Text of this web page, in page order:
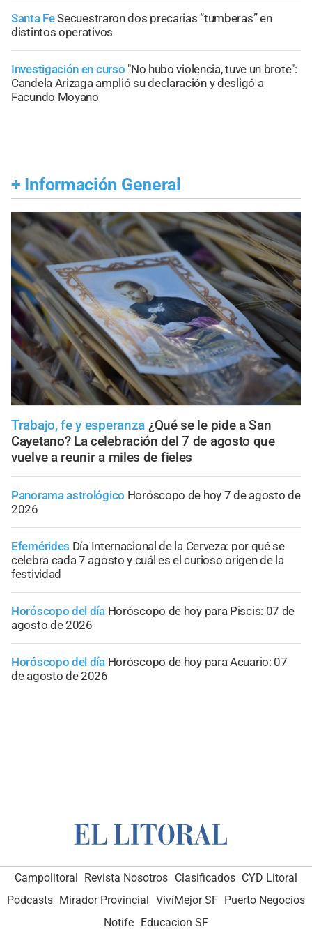
Santa FeSecuestraron dos precarias “tumberas” en
distintos operativos
Investigación en curso "No hubo violencia, tuve un brote":
Candela Arizaga amplió su declaración y desligó a
Facundo Moyano
+ Información General
Trabajo, fe y esperanza ¿Qué se le pide a San
Cayetano? La celebración del 7 de agosto que
vuelve a reunir a miles de fieles
Panorama astrológico Horóscopo de hoy 7 de agosto de
2026
Efemérides Día Internacional de la Cerveza: por qué se
celebra cada 7 agosto y cuál es el curioso origen de la
festividad
Horóscopo del día Horóscopo de hoy para Piscis: 07 de
agosto de 2026
Horóscopo del día Horóscopo de hoy para Acuario: 07
de agosto de 2026
Campolitoral Revista Nosotros Clasificados CYD Litoral
Podcasts Mirador Provincial VivíMejor SF Puerto Negocios
Notife
Educacion SF